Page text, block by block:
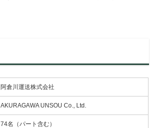
阿倉川運送株式会社
AKURAGAWA UNSOU Co., Ltd.
74名（パート含む）